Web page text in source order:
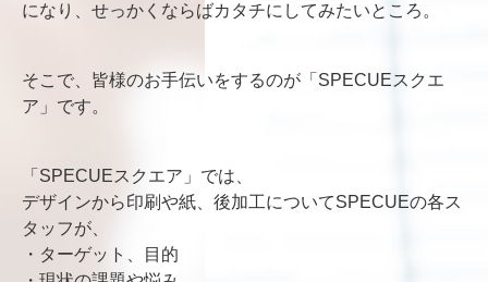
になり、せっかくならばカタチにしてみたいところ。
そこで、皆様のお手伝いをするのが「SPECUEスクエ
ア」です。
「SPECUEスクエア」では、
デザインから印刷や紙、後加工についてSPECUEの各ス
タッフが、
・ターゲット、目的